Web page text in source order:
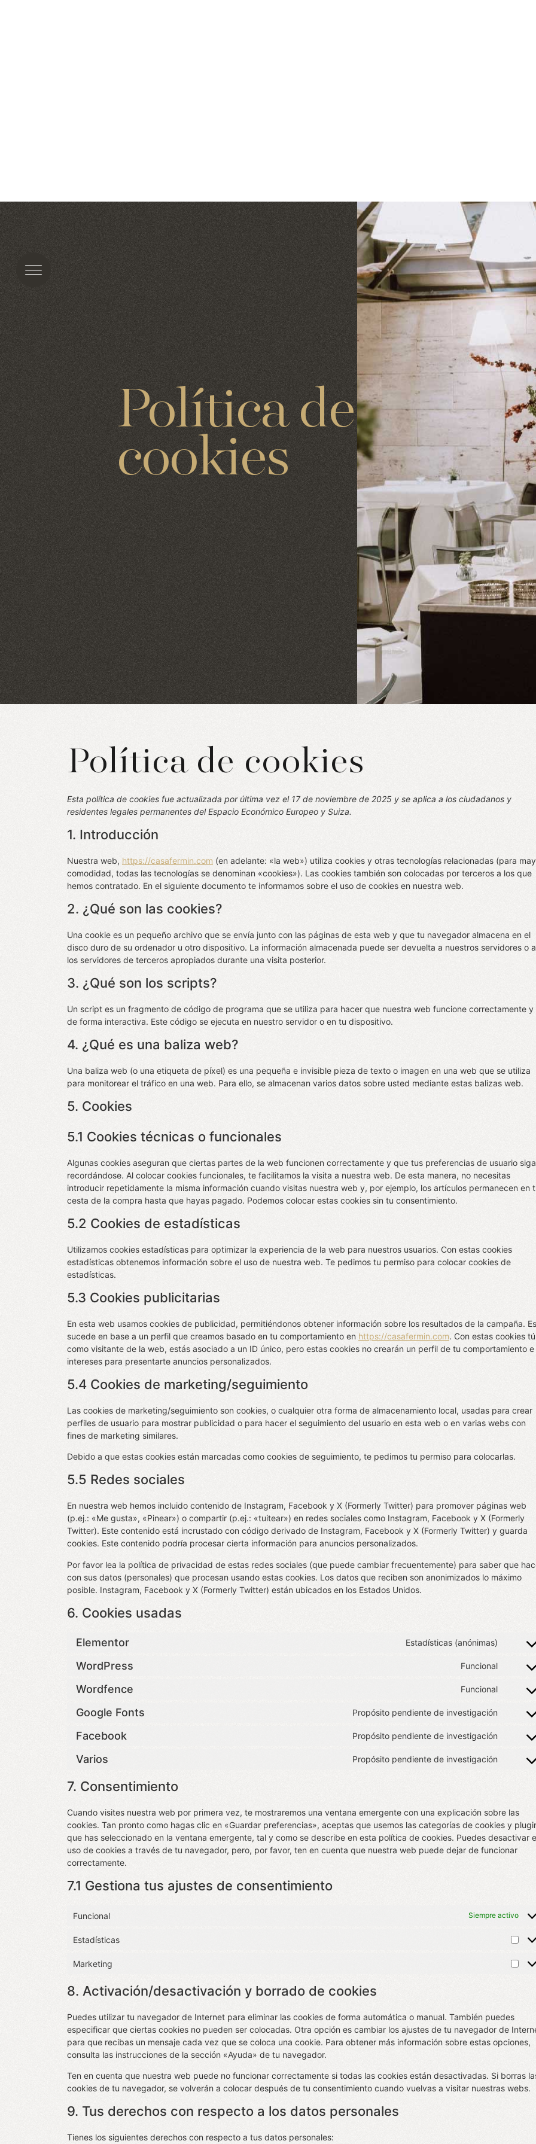
Política de
cookies
Política de cookies
Esta política de cookies fue actualizada por última vez el 17 de noviembre de 2025 y se aplica a los ciudadanos y
residentes legales permanentes del Espacio Económico Europeo y Suiza.
1. Introducción
Nuestra web, https://casafermin.com (en adelante: «la web») utiliza cookies y otras tecnologías relacionadas (para
comodidad, todas las tecnologías se denominan «cookies»). Las cookies también son colocadas por terceros a los que
hemos contratado. En el siguiente documento te informamos sobre el uso de cookies en nuestra web.
2. ¿Qué son las cookies?
Una cookie es un pequeño archivo que se envía junto con las páginas de esta web y que tu navegador almacena en el
disco duro de su ordenador u otro dispositivo. La información almacenada puede ser devuelta a nuestros servidores o a
los servidores de terceros apropiados durante una visita posterior.
3. ¿Qué son los scripts?
Un script es un fragmento de código de programa que se utiliza para hacer que nuestra web funcione correctamente y
de forma interactiva. Este código se ejecuta en nuestro servidor o en tu dispositivo.
4. ¿Qué es una baliza web?
Una baliza web (o una etiqueta de píxel) es una pequeña e invisible pieza de texto o imagen en una web que se utiliza
para monitorear el tráfico en una web. Para ello, se almacenan varios datos sobre usted mediante estas balizas web.
5. Cookies
5.1 Cookies técnicas o funcionales
Algunas cookies aseguran que ciertas partes de la web funcionen correctamente y que tus preferencias de usuario
recordándose. Al colocar cookies funcionales, te facilitamos la visita a nuestra web. De esta manera, no necesitas
introducir repetidamente la misma información cuando visitas nuestra web y, por ejemplo, los artículos permanecen en
cesta de la compra hasta que hayas pagado. Podemos colocar estas cookies sin tu consentimiento.
5.2 Cookies de estadísticas
Utilizamos cookies estadísticas para optimizar la experiencia de la web para nuestros usuarios. Con estas cookies
estadísticas obtenemos información sobre el uso de nuestra web. Te pedimos tu permiso para colocar cookies de
estadísticas.
5.3 Cookies publicitarias
En esta web usamos cookies de publicidad, permitiéndonos obtener información sobre los resultados de la campaña.
sucede en base a un perfil que creamos basado en tu comportamiento en https://casafermin.com. Con estas cookies
como visitante de la web, estás asociado a un ID único, pero estas cookies no crearán un perfil de tu comportamiento e
intereses para presentarte anuncios personalizados.
5.4 Cookies de marketing/seguimiento
Las cookies de marketing/seguimiento son cookies, o cualquier otra forma de almacenamiento local, usadas para crear
perfiles de usuario para mostrar publicidad o para hacer el seguimiento del usuario en esta web o en varias webs con
fines de marketing similares.
Debido a que estas cookies están marcadas como cookies de seguimiento, te pedimos tu permiso para colocarlas.
5.5 Redes sociales
En nuestra web hemos incluido contenido de Instagram, Facebook y X (Formerly Twitter) para promover páginas web
(p.ej.: «Me gusta», «Pinear») o compartir (p.ej.: «tuitear») en redes sociales como Instagram, Facebook y X (Formerly
Twitter). Este contenido está incrustado con código derivado de Instagram, Facebook y X (Formerly Twitter) y guarda
cookies. Este contenido podría procesar cierta información para anuncios personalizados.
Por favor lea la política de privacidad de estas redes sociales (que puede cambiar frecuentemente) para saber que
con sus datos (personales) que procesan usando estas cookies. Los datos que reciben son anonimizados lo máximo
posible. Instagram, Facebook y X (Formerly Twitter) están ubicados en los Estados Unidos.
6. Cookies usadas
Elementor Estadísticas (anónimas)
WordPress Funcional
Wordfence Funcional
Google Fonts Propósito pendiente de investigación
Facebook Propósito pendiente de investigación
Varios Propósito pendiente de investigación
7. Consentimiento
Cuando visites nuestra web por primera vez, te mostraremos una ventana emergente con una explicación sobre las
cookies. Tan pronto como hagas clic en «Guardar preferencias», aceptas que usemos las categorías de cookies y
que has seleccionado en la ventana emergente, tal y como se describe en esta política de cookies. Puedes desactivar
uso de cookies a través de tu navegador, pero, por favor, ten en cuenta que nuestra web puede dejar de funcionar
correctamente.
7.1 Gestiona tus ajustes de consentimiento
Funcional Siempre activo
Estadísticas
Marketing
8. Activación/desactivación y borrado de cookies
Puedes utilizar tu navegador de Internet para eliminar las cookies de forma automática o manual. También puedes
especificar que ciertas cookies no pueden ser colocadas. Otra opción es cambiar los ajustes de tu navegador de
para que recibas un mensaje cada vez que se coloca una cookie. Para obtener más información sobre estas opciones,
consulta las instrucciones de la sección «Ayuda» de tu navegador.
Ten en cuenta que nuestra web puede no funcionar correctamente si todas las cookies están desactivadas. Si borras
cookies de tu navegador, se volverán a colocar después de tu consentimiento cuando vuelvas a visitar nuestras webs.
9. Tus derechos con respecto a los datos personales
Tienes los siguientes derechos con respecto a tus datos personales: